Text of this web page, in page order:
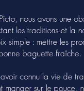
nous avons une
les traditions et la
simple : mettre les
baguette fraîche.
connu la vie de
manger sur le pouce,